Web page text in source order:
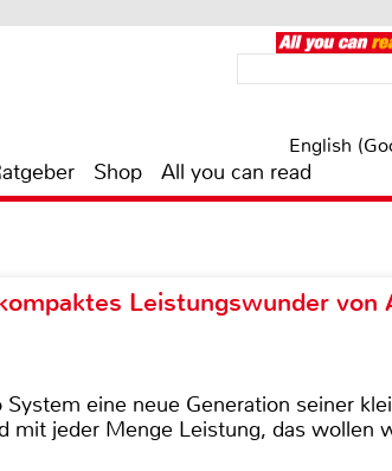
English
Shop All you can read
Leistungswunder von
eine neue Generation seiner
mit jeder Menge Leistung, das wollen